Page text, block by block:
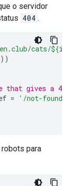
o servidor
404 .
cats/${id
gives a 404
= '/not-found'
robots para